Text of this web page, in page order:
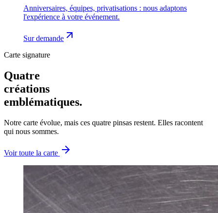
Anniversaires, équipes, privatisations : nous adaptons
l'expérience à votre événement.
Sur demande
Carte signature
Quatre
créations
emblématiques.
Notre carte évolue, mais ces quatre pinsas restent. Elles racontent
qui nous sommes.
Voir toute la carte